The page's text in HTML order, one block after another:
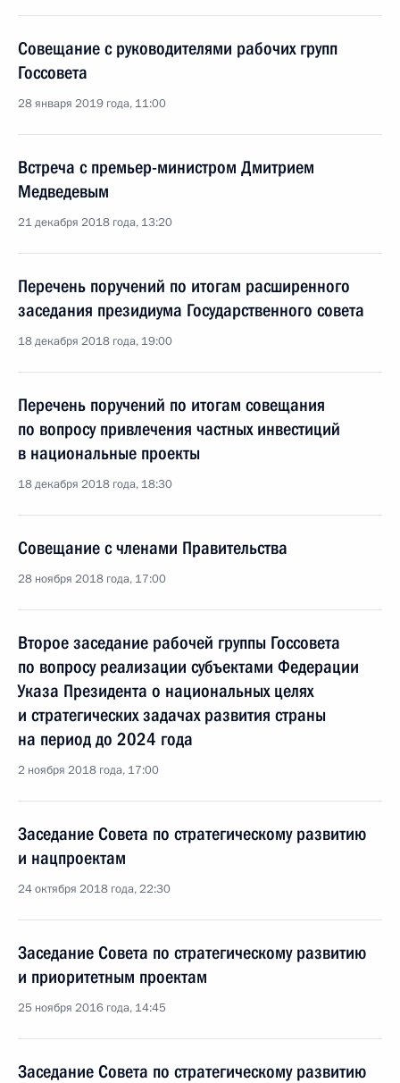
Совещание с руководителями рабочих групп
Госсовета
28 января 2019 года, 11:00
Встреча с премьер-министром Дмитрием
Медведевым
21 декабря 2018 года, 13:20
Перечень поручений по итогам расширенного
заседания президиума Государственного совета
18 декабря 2018 года, 19:00
Перечень поручений по итогам совещания
по вопросу привлечения частных инвестиций
в национальные проекты
18 декабря 2018 года, 18:30
Совещание с членами Правительства
28 ноября 2018 года, 17:00
Второе заседание рабочей группы Госсовета
по вопросу реализации субъектами Федерации
Указа Президента о национальных целях
и стратегических задачах развития страны
на период до 2024 года
2 ноября 2018 года, 17:00
Заседание Совета по стратегическому развитию
и нацпроектам
24 октября 2018 года, 22:30
Заседание Совета по стратегическому развитию
и приоритетным проектам
25 ноября 2016 года, 14:45
Заседание Совета по стратегическому развитию